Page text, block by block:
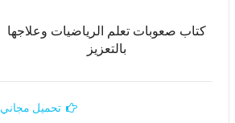
كتاب صعوبات تعلم الرياضيات وعلاجها
بالتعزيز
تحميل مجاني